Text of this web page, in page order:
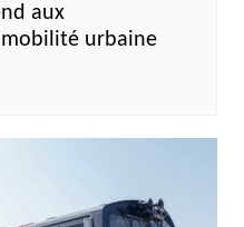
aux
urbaine